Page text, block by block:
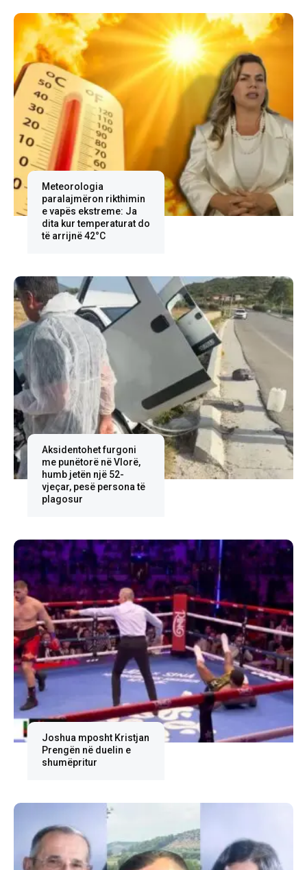
Meteorologia
paralajmëron rikthimin
e vapës ekstreme: Ja
dita kur temperaturat do
të arrijnë 42°C
Aksidentohet furgoni
me punëtorë në Vlorë,
humb jetën një 52-
vjeçar, pesë persona të
plagosur
Joshua mposht Kristjan
Prengën në duelin e
shumëpritur